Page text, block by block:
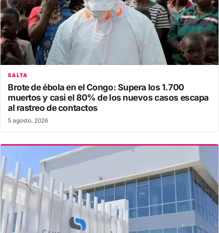
SALTA
Brote de ébola en el Congo: Supera los 1.700
muertos y casi el 80% de los nuevos casos escapa
al rastreo de contactos
5 agosto, 2026